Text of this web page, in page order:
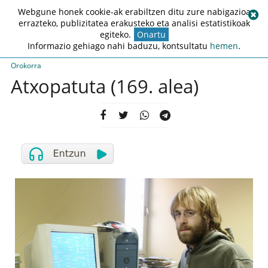
Orokorra
Atxopatuta (169. alea)
Webgune honek cookie-ak erabiltzen ditu zure nabigazioa
errazteko, publizitatea erakusteko eta analisi estatistikoak
egiteko. Onartu
Informazio gehiago nahi baduzu, kontsultatu hemen.